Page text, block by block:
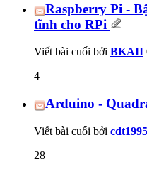
Raspberry Pi -
tĩnh cho RPi
Viết bài cuối bởi BKAII
4
Arduino -
Viết bài cuối bởi cdt1995
28